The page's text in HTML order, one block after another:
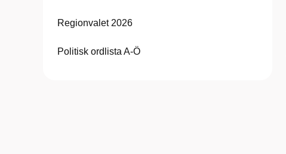
Regionvalet 2026
Politisk ordlista A-Ö